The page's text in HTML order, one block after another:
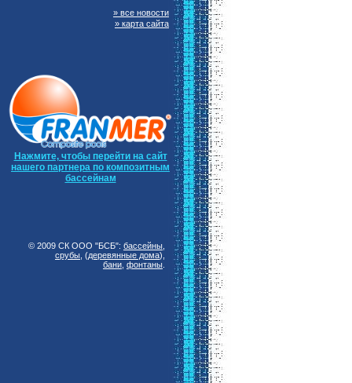
» все новости
» карта сайта
Нажмите, чтобы перейти на сайт
нашего партнера по композитным
бассейнам
© 2009 СК ООО "БСБ": бассейны
срубы , (деревянные дома),
бани фонтаны